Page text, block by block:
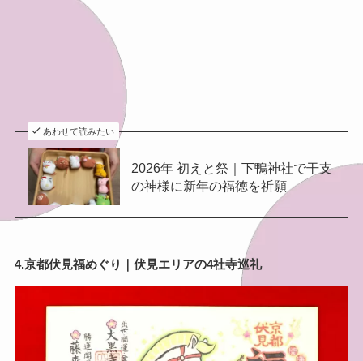
あわせて読みたい
2026年 初えと祭｜下鴨神社で干支
の神様に新年の福徳を祈願
4.京都伏見福めぐり｜伏見エリアの4社寺巡礼